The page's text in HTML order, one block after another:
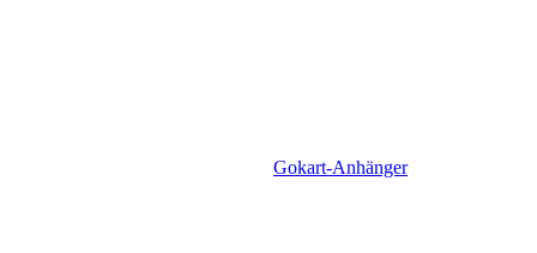
Gokart-Anhänger